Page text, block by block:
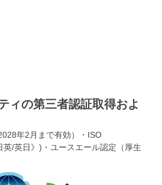
ィの第三者認証取得およ
年2月まで有効）・ISO
英/英日》)・ユースエール認定（厚生